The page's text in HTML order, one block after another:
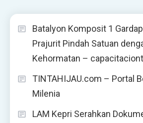
Batalyon Komposit 1
Prajurit Pindah Satuan
Kehormatan –
TINTAHIJAU.com – Portal
Milenia
LAM Kepri Serahkan